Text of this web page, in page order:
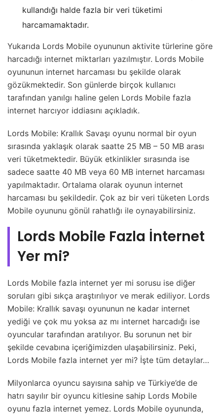
kullandığı halde fazla bir veri tüketimi
harcamamaktadır.
Yukarıda Lords Mobile oyununun aktivite türlerine göre
harcadığı internet miktarları yazılmıştır. Lords Mobile
oyununun internet harcaması bu şekilde olarak
gözükmektedir. Son günlerde birçok kullanıcı
tarafından yanılgı haline gelen Lords Mobile fazla
internet harcıyor iddiasını açıkladık.
Lords Mobile: Krallık Savaşı oyunu normal bir oyun
sırasında yaklaşık olarak saatte 25 MB – 50 MB arası
veri tüketmektedir. Büyük etkinlikler sırasında ise
sadece saatte 40 MB veya 60 MB internet harcaması
yapılmaktadır. Ortalama olarak oyunun internet
harcaması bu şekildedir. Çok az bir veri tüketen Lords
Mobile oyununu gönül rahatlığı ile oynayabilirsiniz.
Lords Mobile Fazla İnternet
Yer mi?
Lords Mobile fazla internet yer mi sorusu ise diğer
soruları gibi sıkça araştırılıyor ve merak ediliyor. Lords
Mobile: Krallık savaşı oyununun ne kadar internet
yediği ve çok mu yoksa az mı internet harcadığı ise
oyuncular tarafından aratılıyor. Bu sorunun net bir
şekilde cevabına içeriğimizden ulaşabilirsiniz. Peki,
Lords Mobile fazla internet yer mi? İşte tüm detaylar…
Milyonlarca oyuncu sayısına sahip ve Türkiye’de de
hatrı sayılır bir oyuncu kitlesine sahip Lords Mobile
oyunu fazla internet yemez. Lords Mobile oyununda,